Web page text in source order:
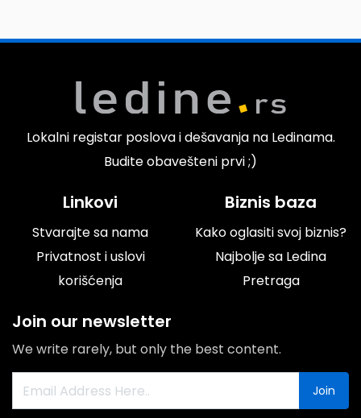
Lokalni registar poslova i dešavanja na Ledinama.
Budite obavešteni prvi ;)
Linkovi
Stvarajte sa nama
Privatnost i uslovi
korišćenja
Biznis baza
Kako oglasiti svoj biznis?
Najbolje sa Ledina
Pretraga
Join our newsletter
We write rarely, but only the best content.
Join